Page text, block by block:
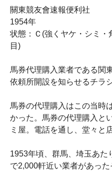
關東競友會速報便利社
1954年
状態：Ｃ(強くヤケ・シミ
目)
馬券代理購入業者である関
依頼所開設を知らせるチラシ
馬券の代理購入はこの当時
かった。馬券の代理購入と
ミ屋。電話を通し、堂々と
1953年頃、群馬、埼玉あた
で2,000軒近い業者があった